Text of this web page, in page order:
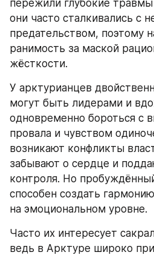
пережили глубокие
они часто сталкивались с
предательством, поэтому
ранимость за маской
жёсткости.
У арктурианцев
могут быть лидерами и
одновременно бороться с
провала и чувством
возникают конфликты
забывают о сердце и
контроля. Но
способен создать
на эмоциональном уровне.
Часто их интересует
ведь в Арктуре широко